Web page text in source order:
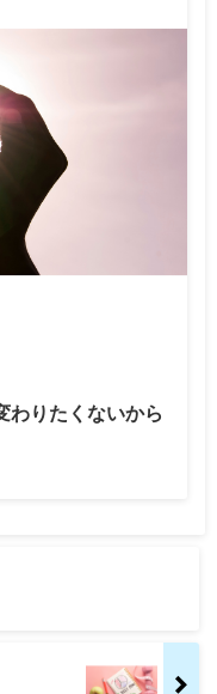
わりたくないから